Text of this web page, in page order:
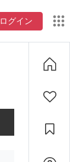
ログイン